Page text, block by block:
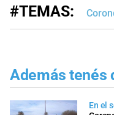
#TEMAS:
Además tenés
En el